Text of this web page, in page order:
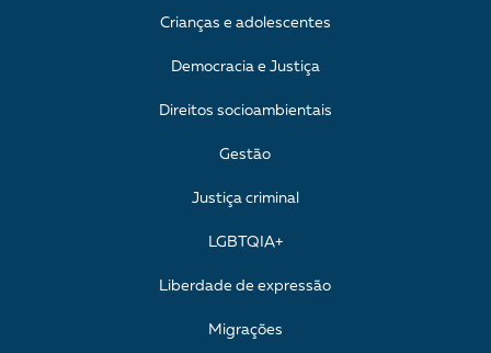
Crianças e adolescentes
Democracia e Justiça
Direitos socioambientais
Gestão
Justiça criminal
LGBTQIA+
Liberdade de expressão
Migrações